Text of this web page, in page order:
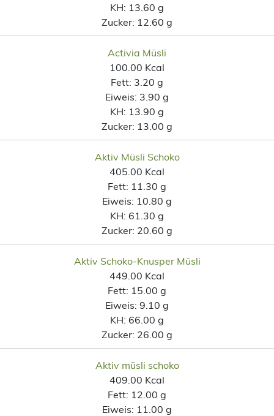
KH: 13.60 g
Zucker: 12.60 g
Activia Müsli
100.00 Kcal
Fett: 3.20 g
Eiweis: 3.90 g
KH: 13.90 g
Zucker: 13.00 g
Aktiv Müsli Schoko
405.00 Kcal
Fett: 11.30 g
Eiweis: 10.80 g
KH: 61.30 g
Zucker: 20.60 g
Aktiv Schoko-Knusper Müsli
449.00 Kcal
Fett: 15.00 g
Eiweis: 9.10 g
KH: 66.00 g
Zucker: 26.00 g
Aktiv müsli schoko
409.00 Kcal
Fett: 12.00 g
Eiweis: 11.00 g